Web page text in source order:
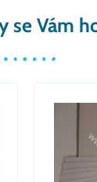
se Vám